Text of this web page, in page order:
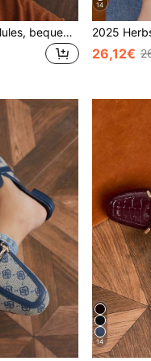
Modische Wildleder-Mules, bequeme flache Damen-Pantoletten mit runder Zehenpartie, Schnallenriemen und offener Ferse
14
26,12€
14